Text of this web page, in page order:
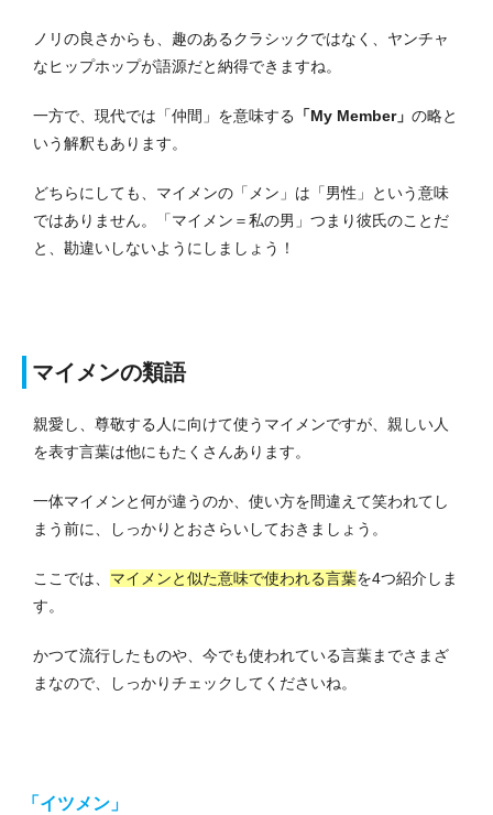
ノリの良さからも、趣のあるクラシックではなく、ヤンチャ
なヒップホップが語源だと納得できますね。
一方で、現代では「仲間」を意味する 「My Member」 の略と
いう解釈もあります。
どちらにしても、マイメンの「メン」は「男性」という意味
ではありません。
「マイメン＝私の男」つまり彼氏のことだ
と、勘違いしないようにしましょう！
マイメンの類語
親愛し、尊敬する人に向けて使うマイメンですが、親しい人
を表す言葉は他にもたくさんあります。
一体マイメンと何が違うのか、使い方を間違えて笑われてし
まう前に、しっかりとおさらいしておきましょう。
ここでは、 マイメンと似た意味で使われる言葉を4つ紹介しま
す。
かつて流行したものや、今でも使われている言葉までさまざ
まなので、しっかりチェックしてくださいね。
「イツメン」